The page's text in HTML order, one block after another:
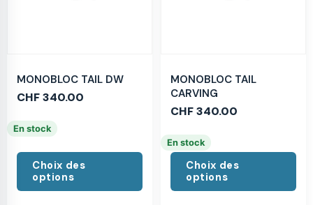
MONOBLOC TAIL DW
CHF340.00
En stock
Choix des
options
MONOBLOC TAIL
CARVING
CHF340.00
En stock
Choix des
options